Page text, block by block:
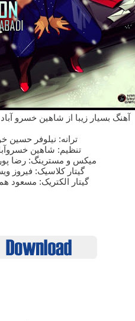
آهنگ بسیار زیبا از شاهین خسرو
ترانه: نیلوفر حسین
تنظیم: شاهین
میکس و مسترینگ: رضا
گیتار کلاسیک: فیروز
گیتار الکتریک: مسعود